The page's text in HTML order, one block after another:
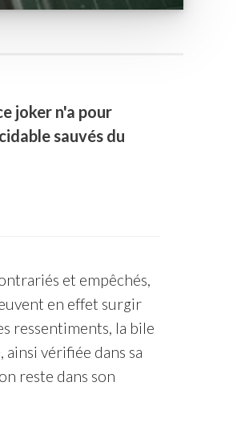
joker n'a pour
sauvés du
et empêchés,
en effet surgir
ressentiments, la bile
vérifiée dans sa
reste dans son